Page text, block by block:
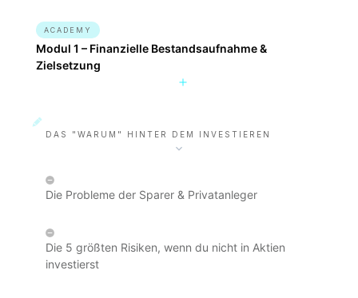
ACADEMY
Modul 1 – Finanzielle Bestandsaufnahme &
Zielsetzung
DAS "WARUM" HINTER DEM INVESTIEREN
Die Probleme der Sparer & Privatanleger
Die 5 größten Risiken, wenn du nicht in Aktien
investierst